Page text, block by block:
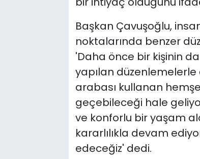
Başkan Çavuşoğlu,
noktalarında benzer
'Daha önce bir kişinin
yapılan düzenlemelerle
arabası kullanan
geçebileceği hale
ve konforlu bir yaşam
kararlılıkla devam
edeceğiz' dedi.